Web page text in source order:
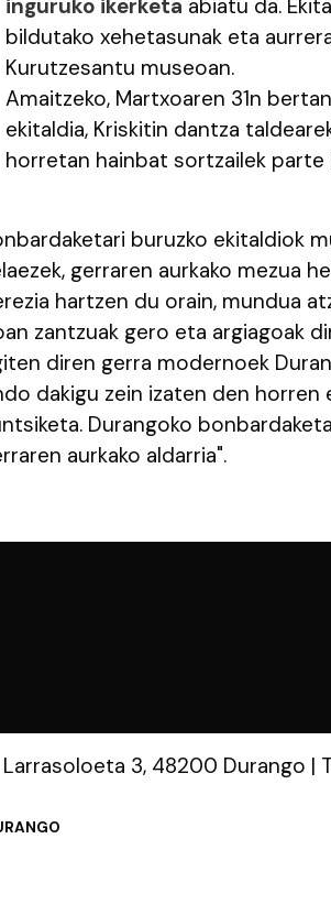
inguruko ikerketa abiatu da.
bildutako xehetasunak eta
Kurutzesantu museoan.
Amaitzeko, Martxoaren 31n
ekitaldia, Kriskitin dantza
horretan hainbat sortzailek
buruzko ekitaldiok
gerraren aurkako mezua
hartzen du orain, mundua
zantzuak gero eta argiagoak
diren gerra modernoek
dakigu zein izaten den
Durangoko
aurkako aldarria".
Larrasoloeta 3, 48200 Durango |